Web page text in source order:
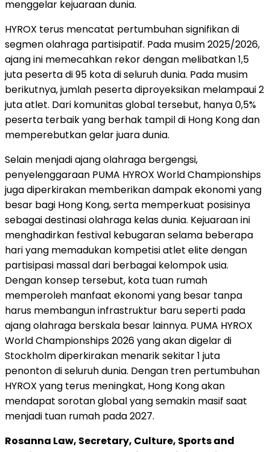
menggelar kejuaraan dunia.
HYROX terus mencatat pertumbuhan signifikan di
segmen olahraga partisipatif. Pada musim 2025/2026,
ajang ini memecahkan rekor dengan melibatkan 1,5
juta peserta di 95 kota di seluruh dunia. Pada musim
berikutnya, jumlah peserta diproyeksikan melampaui 2
juta atlet. Dari komunitas global tersebut, hanya 0,5%
peserta terbaik yang berhak tampil di Hong Kong dan
memperebutkan gelar juara dunia.
Selain menjadi ajang olahraga bergengsi,
penyelenggaraan PUMA HYROX World Championships
juga diperkirakan memberikan dampak ekonomi yang
besar bagi Hong Kong, serta memperkuat posisinya
sebagai destinasi olahraga kelas dunia. Kejuaraan ini
menghadirkan festival kebugaran selama beberapa
hari yang memadukan kompetisi atlet elite dengan
partisipasi massal dari berbagai kelompok usia.
Dengan konsep tersebut, kota tuan rumah
memperoleh manfaat ekonomi yang besar tanpa
harus membangun infrastruktur baru seperti pada
ajang olahraga berskala besar lainnya. PUMA HYROX
World Championships 2026 yang akan digelar di
Stockholm diperkirakan menarik sekitar 1 juta
penonton di seluruh dunia. Dengan tren pertumbuhan
HYROX yang terus meningkat, Hong Kong akan
mendapat sorotan global yang semakin masif saat
menjadi tuan rumah pada 2027.
Rosanna Law, Secretary, Culture, Sports and